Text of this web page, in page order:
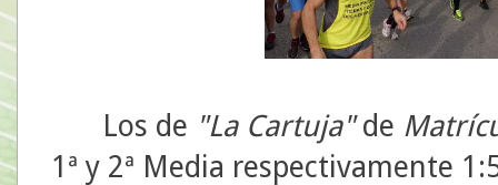
Los de "La Cartuja"de
1ª y 2ª Media respectivamente